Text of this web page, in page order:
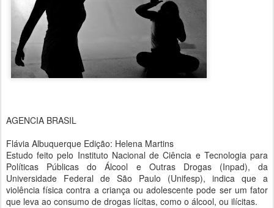
AGENCIA BRASIL
Flávia Albuquerque Edição: Helena Martins
Estudo feito pelo Instituto Nacional de Ciência e Tecnologia para
Políticas Públicas do Álcool e Outras Drogas (Inpad), da
Universidade Federal de São Paulo (Unifesp), indica que a
violência física contra a criança ou adolescente pode ser um fator
que leva ao consumo de drogas lícitas, como o álcool, ou ilícitas.